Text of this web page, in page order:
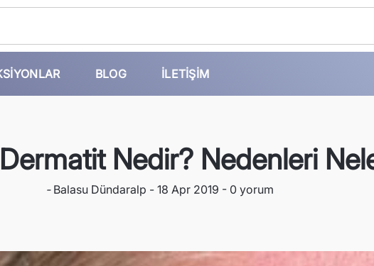
BLOG İLETIŞIM
Nedir? Nedenleri
- Balasu Dündaralp 18 Apr 2019 0 yorum